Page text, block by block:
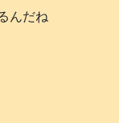
んだね